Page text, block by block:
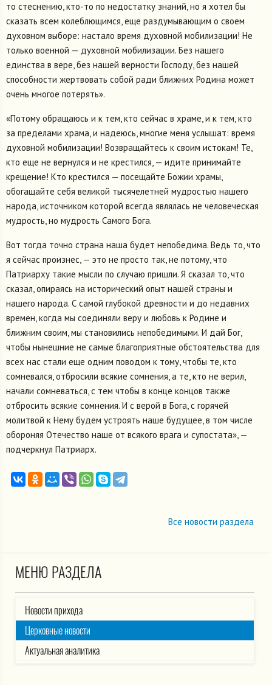
то стеснению, кто-то по недостатку знаний, но я хотел бы
сказать всем колеблющимся, еще раздумывающим о своем
духовном выборе: настало время духовной мобилизации! Не
только военной — духовной мобилизации. Без нашего
единства в вере, без нашей верности Господу, без нашей
способности жертвовать собой ради ближних Родина может
очень многое потерять».
«Потому обращаюсь и к тем, кто сейчас в храме, и к тем, кто
за пределами храма, и надеюсь, многие меня услышат: время
духовной мобилизации! Возвращайтесь к своим истокам! Те,
кто еще не вернулся и не крестился, — идите принимайте
крещение! Кто крестился — посещайте Божии храмы,
обогащайте себя великой тысячелетней мудростью нашего
народа, источником которой всегда являлась не человеческая
мудрость, но мудрость Самого Бога.
Вот тогда точно страна наша будет непобедима. Ведь то, что
я сейчас произнес, — это не просто так, не потому, что
Патриарху такие мысли по случаю пришли. Я сказал то, что
сказал, опираясь на исторический опыт нашей страны и
нашего народа. С самой глубокой древности и до недавних
времен, когда мы соединяли веру и любовь к Родине и
ближним своим, мы становились непобедимыми. И дай Бог,
чтобы нынешние не самые благоприятные обстоятельства для
всех нас стали еще одним поводом к тому, чтобы те, кто
сомневался, отбросили всякие сомнения, а те, кто не верил,
начали сомневаться, с тем чтобы в конце концов также
отбросить всякие сомнения. И с верой в Бога, с горячей
молитвой к Нему будем устроять наше будущее, в том числе
обороняя Отечество наше от всякого врага и супостата», —
подчеркнул Патриарх.
Все новости раздела
МЕНЮ РАЗДЕЛА
Новости прихода
Церковные новости
Актуальная аналитика